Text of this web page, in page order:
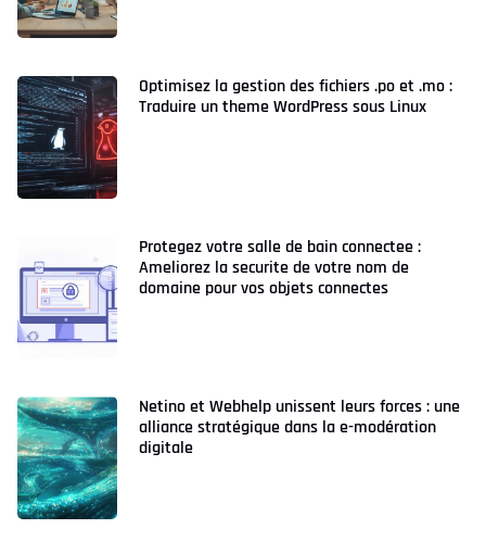
Optimisez la gestion des fichiers .po et .mo :
Traduire un theme WordPress sous Linux
Protegez votre salle de bain connectee :
Ameliorez la securite de votre nom de
domaine pour vos objets connectes
Netino et Webhelp unissent leurs forces : une
alliance stratégique dans la e-modération
digitale